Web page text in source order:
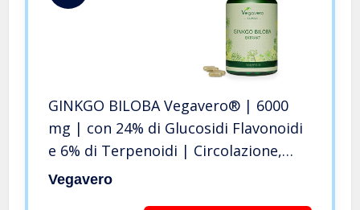
GINKGO BILOBA Vegavero® | 6000
mg | con 24% di Glucosidi Flavonoidi
e 6% di Terpenoidi | Circolazione,
Memoria & Concentrazione| 180
Vegavero